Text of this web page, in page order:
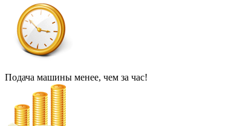
Подача машины менее, чем за час!